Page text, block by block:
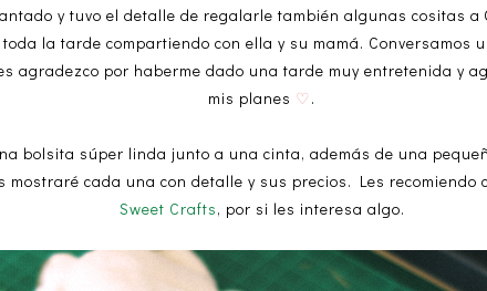
y tuvo el detalle de regalarle también algunas cositas a
la tarde compartiendo con ella y su mamá. Conversamos
agradezco por haberme dado una tarde muy entretenida y
mis planes ♡ .
bolsita súper linda junto a una cinta, además de una
mostraré cada una con detalle y sus precios. Les recomiendo
Sweet Crafts, por si les interesa algo.